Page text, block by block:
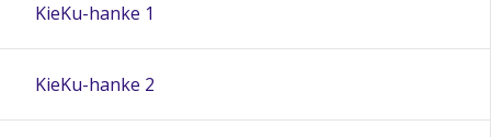
KieKu-hanke 1
KieKu-hanke 2